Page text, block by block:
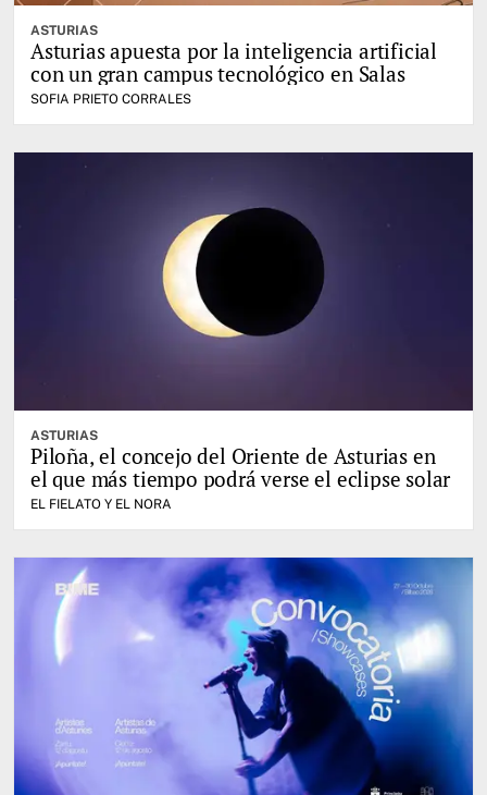
ASTURIAS
Asturias apuesta por la inteligencia artificial
con un gran campus tecnológico en Salas
SOFIA PRIETO CORRALES
ASTURIAS
Piloña, el concejo del Oriente de Asturias en
el que más tiempo podrá verse el eclipse solar
EL FIELATO Y EL NORA